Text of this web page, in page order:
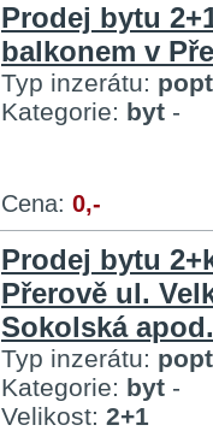
Prodej bytu
balkonem v
Typ inzerátu:
Kategorie: byt -
Cena: 0,-
Prodej bytu
Přerově ul.
Sokolská apod.
Typ inzerátu:
Kategorie: byt -
Velikost: 2+1